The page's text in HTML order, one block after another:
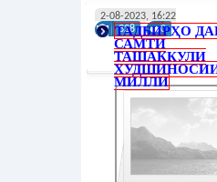
2-08-2023, 16:22
328
0
ТАДБИРҲО
САМТИ
ТАШАККУЛИ
МИЛЛИ